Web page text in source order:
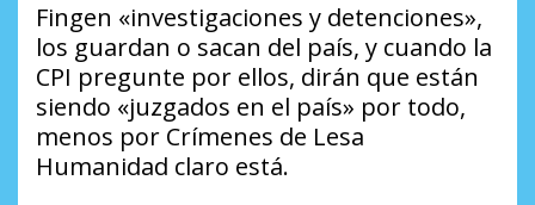
Fingen «investigaciones y detenciones»,
los guardan o sacan del país, y cuando la
CPI pregunte por ellos, dirán que están
siendo «juzgados en el país» por todo,
menos por Crímenes de Lesa
Humanidad claro está.